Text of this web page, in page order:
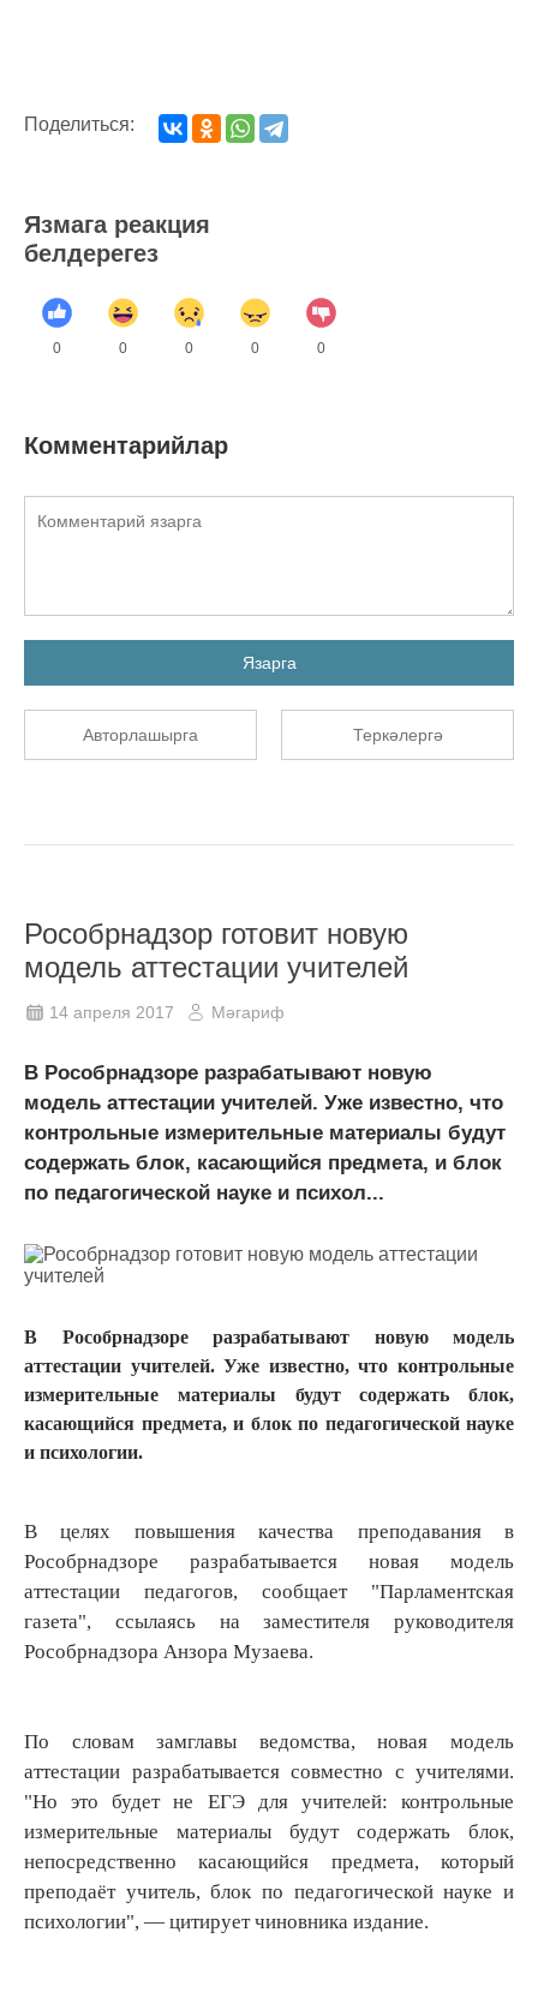
Поделиться:
Язмага реакция
белдерегез
0 0 0 0 0
Комментарийлар
Язарга
Авторлашырга Теркәлергә
Рособрнадзор готовит новую
модель аттестации учителей
14 апреля 2017 Мәгариф
В Рособрнадзоре разрабатывают новую
модель аттестации учителей. Уже известно, что
контрольные измерительные материалы будут
содержать блок, касающийся предмета, и блок
по педагогической науке и психол...
В Рособрнадзоре разрабатывают новую модель
аттестации учителей. Уже известно, что контрольные
измерительные материалы будут содержать блок,
касающийся предмета, и блок по педагогической науке
и психологии.
В целях повышения качества преподавания в
Рособрнадзоре разрабатывается новая модель
аттестации педагогов, сообщает "Парламентская
газета", ссылаясь на заместителя руководителя
Рособрнадзора Анзора Музаева.
По словам замглавы ведомства, новая модель
аттестации разрабатывается совместно с учителями.
"Но это будет не ЕГЭ для учителей: контрольные
измерительные материалы будут содержать блок,
непосредственно касающийся предмета, который
преподаёт учитель, блок по педагогической науке и
психологии", — цитирует чиновника издание.